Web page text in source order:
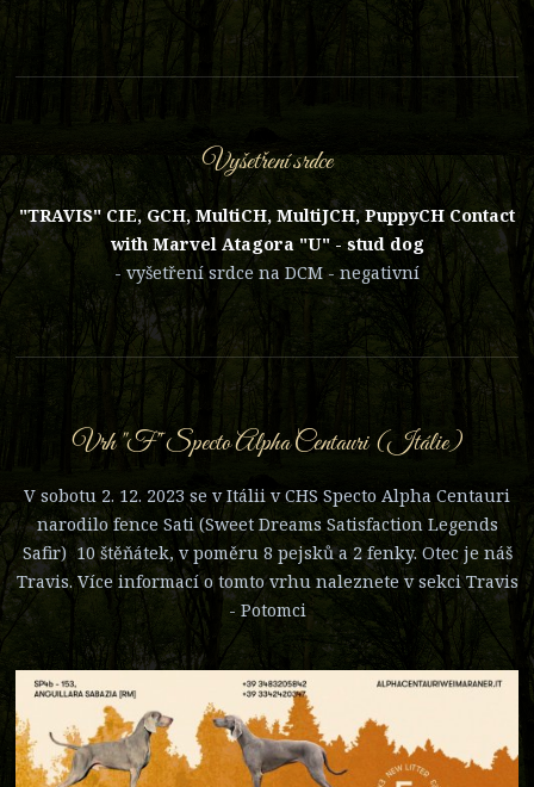
Vyšetření srdce
"TRAVIS" CIE, GCH, MultiCH, MultiJCH, PuppyCH Contact
with Marvel Atagora "U" - stud dog
- vyšetření srdce na DCM - negativní
Vrh "F" Specto Alpha Centauri (Itálie)
V sobotu 2. 12. 2023 se v Itálii v CHS Specto Alpha Centauri
narodilo fence Sati (Sweet Dreams Satisfaction Legends
Safir) 10 štěňátek, v poměru 8 pejsků a 2 fenky. Otec je náš
Travis. Více informací o tomto vrhu naleznete v sekci Travis
- Potomci